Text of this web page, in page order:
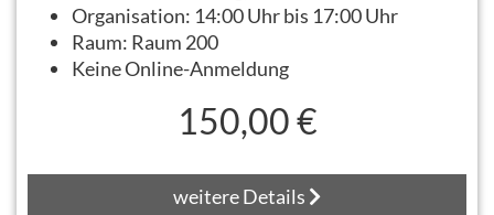
Organisation: 14:00 Uhr bis 17:00 Uhr
Raum: Raum 200
Keine Online-Anmeldung
150,00 €
weitere Details